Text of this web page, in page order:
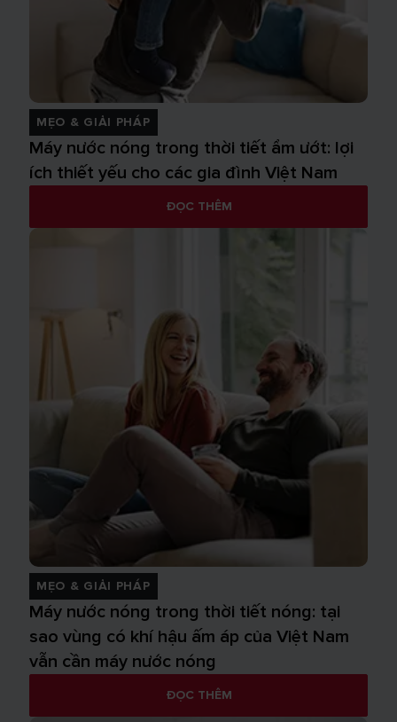
MẸO & GIẢI PHÁP
Máy nước nóng trong thời tiết ẩm ướt: lợi
ích thiết yếu cho các gia đình Việt Nam
ĐỌC THÊM
MẸO & GIẢI PHÁP
Máy nước nóng trong thời tiết nóng: tại
sao vùng có khí hậu ấm áp của Việt Nam
vẫn cần máy nước nóng
ĐỌC THÊM